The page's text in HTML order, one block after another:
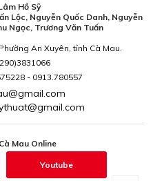
Hồ Sỹ
Lộc, Nguyễn Quốc Danh, Nguyễn
Ngọc, Trương Văn Tuấn
An Xuyên, tỉnh Cà Mau.
- 0913.780557
Mau Online
Youtube